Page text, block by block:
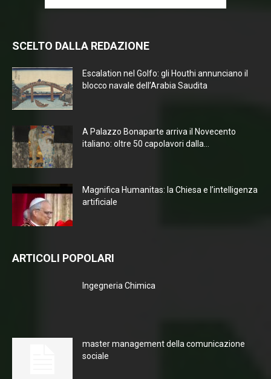
SCELTO DALLA REDAZIONE
Escalation nel Golfo: gli Houthi annunciano il
blocco navale dell’Arabia Saudita
A Palazzo Bonaparte arriva il Novecento
italiano: oltre 50 capolavori dalla...
Magnifica Humanitas: la Chiesa e l’intelligenza
artificiale
ARTICOLI POPOLARI
Ingegneria Chimica
master management della comunicazione
sociale